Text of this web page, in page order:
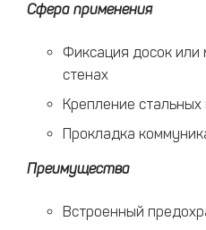
Сфера применения
Фиксация досок или
стенах
Крепление
Прокладка
Преимущества
Встроенный